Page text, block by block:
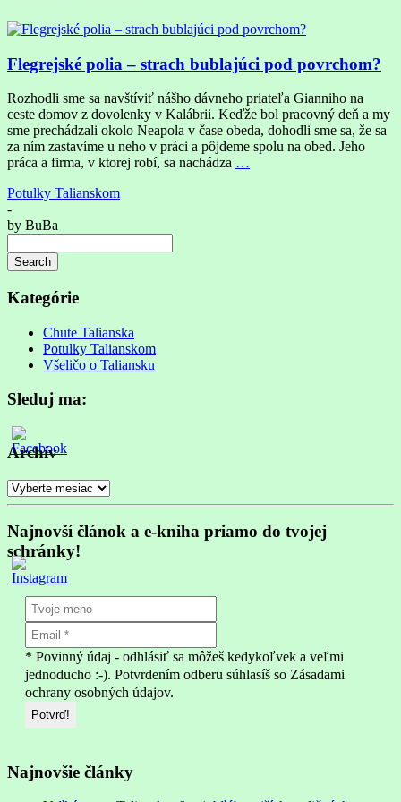
Flegrejské polia – strach bublajúci pod povrchom?
Rozhodli sme sa navštíviť nášho dávneho priateľa Gianniho na
ceste domov z dovolenky v Kalábrii. Keďže bol pracovný deň a my
sme prechádzali okolo Neapola v čase obeda, dohodli sme sa, že sa
za ním zastavíme u neho v práci a pôjdeme spolu na obed. Jeho
práca a firma, v ktorej robí, sa nachádza …
Potulky Talianskom
-
by BuBa
Search
is
progress
Kategórie
Chute Talianska
Potulky Talianskom
Všeličo o Taliansku
Sleduj ma:
Archív
Archív
Najnovší článok a e-kniha priamo do tvojej
schránky!
* Povinný údaj - odhlásiť sa môžeš kedykoľvek a veľmi
jednoducho :-). Potvrdením odberu súhlasíš so Zásadami
ochrany osobných údajov.
Najnovšie články